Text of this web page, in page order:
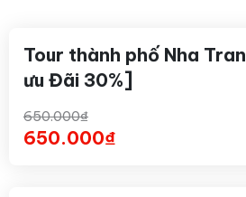
Tour thành phố Nha
ưu Đãi 30%]
650.000₫
650.000₫